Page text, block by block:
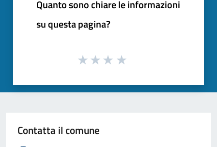
Quanto sono chiare le informazioni
su questa pagina?
Contatta il comune